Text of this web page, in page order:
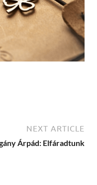
NEXT ARTICLE
Árpád: Elfáradtunk